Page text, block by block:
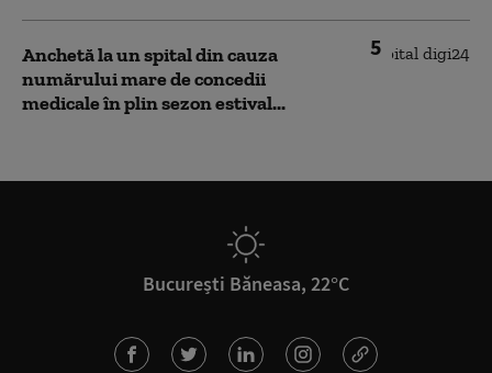
5
Anchetă la un spital din cauza
numărului mare de concedii
medicale în plin sezon estival...
București Băneasa, 22°C